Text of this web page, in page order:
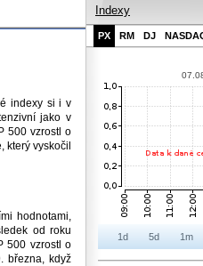
indexy si i v
jako v
500 vzrostl o
který vyskočil
hodnotami,
od roku
500 vzrostl o
března, když
Indexy
PX RM DJ
1d 5d 1m